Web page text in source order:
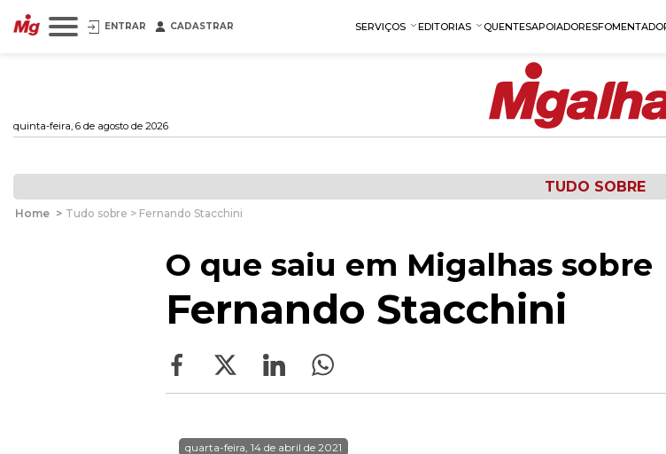
ENTRAR CADASTRAR SERVIÇOS EDITORIAS QUENTESAPOIADORES
quinta-feira, 6 de agosto de 2026
TUDO SOBRE
Home > Tudo sobre > Fernando Stacchini
O que saiu em Migalhas sobre
Fernando Stacchini
quarta-feira, 14 de abril de 2021